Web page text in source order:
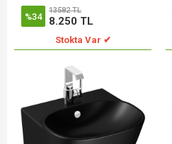
%34
13582 TL
8.250 TL
Stokta Var ✔